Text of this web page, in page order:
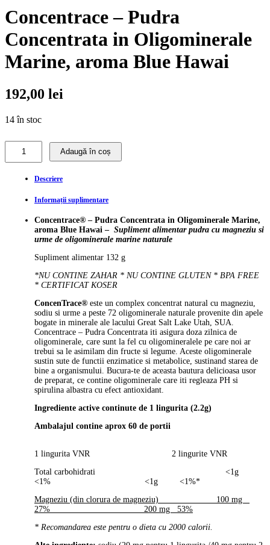
Concentrace – Pudra
Concentrata in Oligominerale
Marine, aroma Blue Hawai
192,00 lei
14 în stoc
Concentrace
Concentrata
Oligominerale
aroma
Adaugă în coș
Descriere
Informații suplimentare
Concentrace® – Pudra Concentrata in Oligominerale Marine,
aroma Blue Hawai – Supliment alimentar pudra cu magneziu si
urme de oligominerale marine naturale
Supliment alimentar 132 g
*NU CONTINE ZAHAR * NU CONTINE GLUTEN * BPA FREE
* CERTIFICAT KOSER
ConcenTrace® este un complex concentrat natural cu magneziu,
sodiu si urme a peste 72 oligominerale naturale provenite din apele
bogate in minerale ale lacului Great Salt Lake Utah, SUA.
Concentrace – Pudra Concentrata iti asigura doza zilnica de
oligominerale, care sunt la fel cu oligomineralele pe care noi ar
trebui sa le asimilam din fructe si legume. Aceste oligominerale
sustin sute de functii enzimatice si metabolice, sustinand starea de
bine a organismului. Bucura-te de aceasta bautura delicioasa usor
de preparat, ce contine oligominerale care iti regleaza PH si
spirulina albastra cu efect antioxidant.
Ingrediente active continute de 1 lingurita (2.2g)
Ambalajul contine aprox 60 de portii
1 lingurita VNR 2 lingurite VNR
Total carbohidrati <1g
<1% <1g <1%*
Magneziu (din clorura de magneziu) 100 mg
27% 200 mg 53%
* Recomandarea este pentru o dieta cu 2000 calorii.